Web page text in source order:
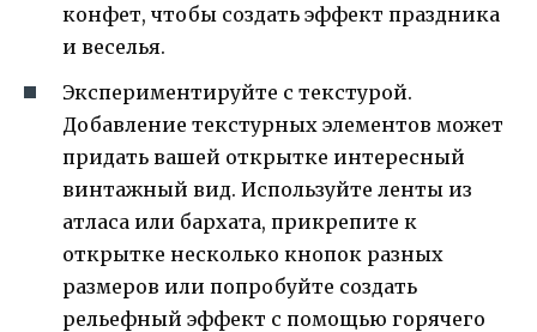
конфет, чтобы создать эффект праздника
и веселья.
Экспериментируйте с текстурой.
Добавление текстурных элементов может
придать вашей открытке интересный
винтажный вид. Используйте ленты из
атласа или бархата, прикрепите к
открытке несколько кнопок разных
размеров или попробуйте создать
рельефный эффект с помощью горячего